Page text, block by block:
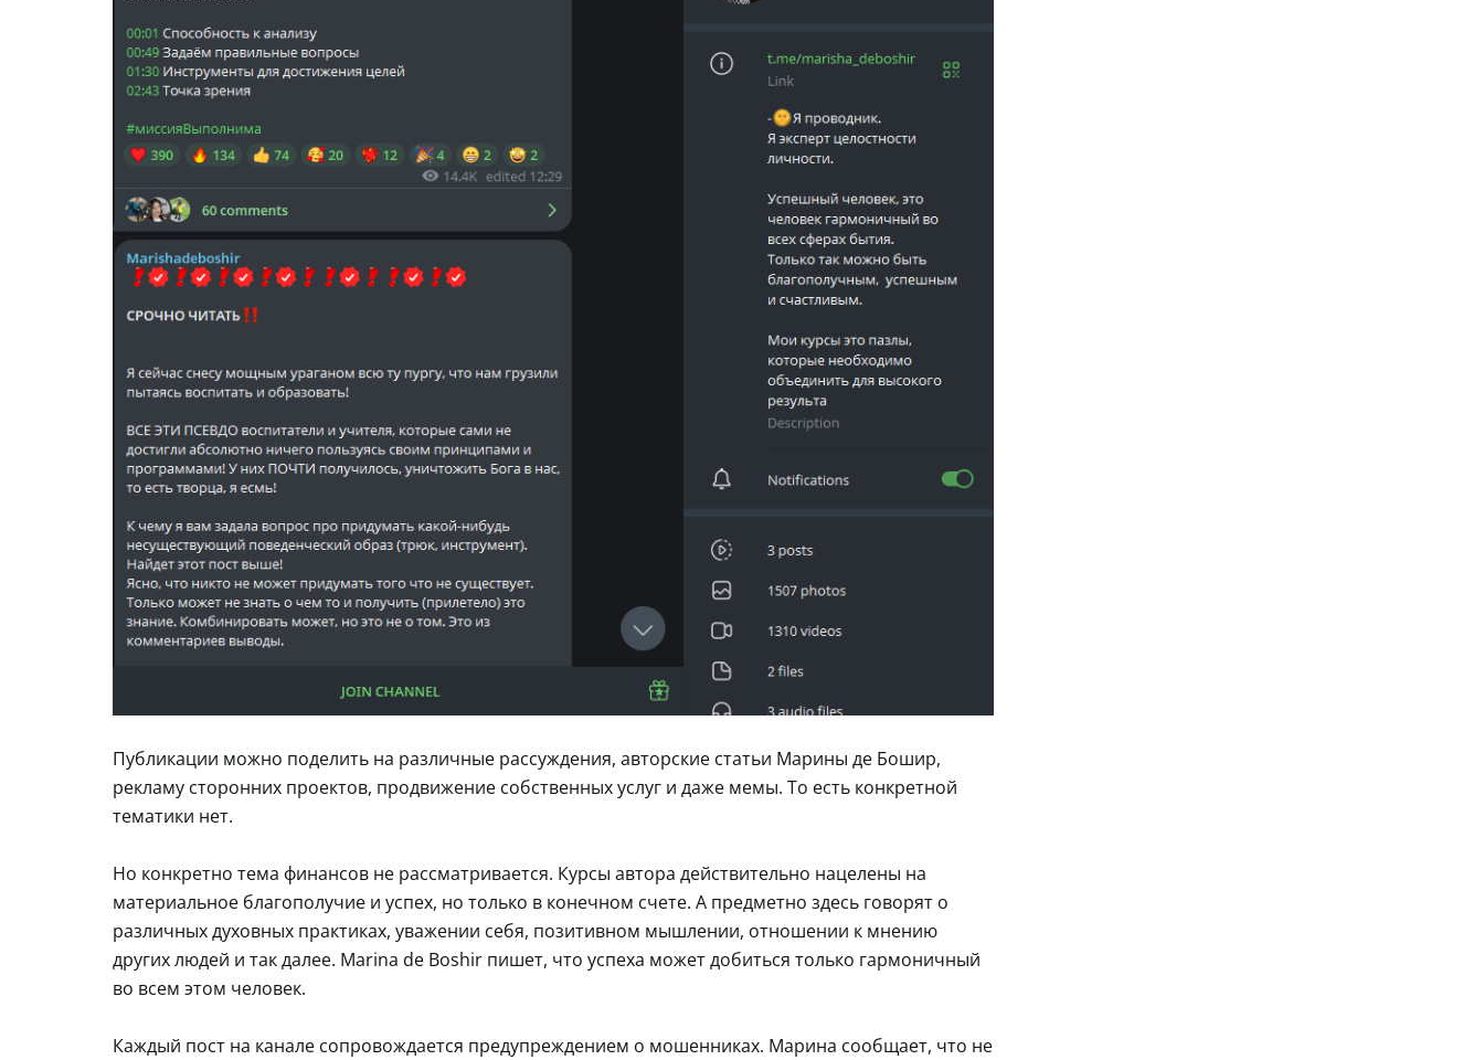
Публикации можно поделить на различные рассуждения, авторские статьи Марины де Бошир,
рекламу сторонних проектов, продвижение собственных услуг и даже мемы. То есть конкретной
тематики нет.
Но конкретно тема финансов не рассматривается. Курсы автора действительно нацелены на
материальное благополучие и успех, но только в конечном счете. А предметно здесь говорят о
различных духовных практиках, уважении себя, позитивном мышлении, отношении к мнению
других людей и так далее. Marina de Boshir пишет, что успеха может добиться только гармоничный
во всем этом человек.
Каждый пост на канале сопровождается предупреждением о мошенниках. Марина сообщает, что не